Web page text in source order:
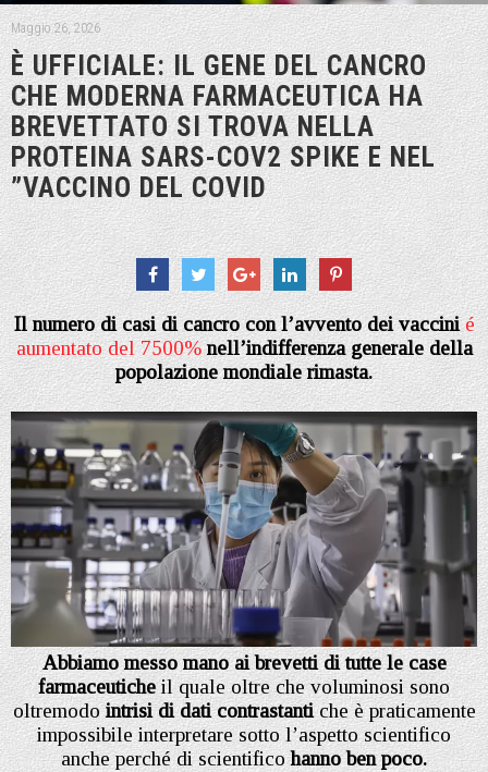
Maggio 26, 2026
È UFFICIALE: IL GENE DEL CANCRO
CHE MODERNA FARMACEUTICA HA
BREVETTATO SI TROVA NELLA
PROTEINA SARS-COV2 SPIKE E NEL
”VACCINO DEL COVID
Il numero di casi di cancro con l’avvento dei vaccini é
aumentato del 7500% nell’indifferenza generale della
popolazione mondiale rimasta.
Abbiamo messo mano ai brevetti di tutte le case
farmaceuticheil quale oltre che voluminosi sono
oltremodointrisi di dati contrastantiche è praticamente
impossibile interpretare sotto l’aspetto scientifico
anche perché di scientificohanno ben poco.